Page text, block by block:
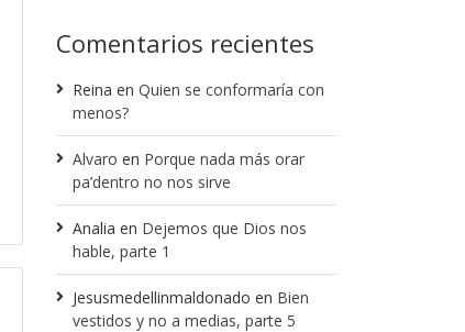
Comentarios recientes
Reina en Quien se conformaría con
menos?
Alvaro en Porque nada más orar
pa’dentro no nos sirve
Analia en Dejemos que Dios nos
hable, parte 1
Jesusmedellinmaldonado en Bien
vestidos y no a medias, parte 5